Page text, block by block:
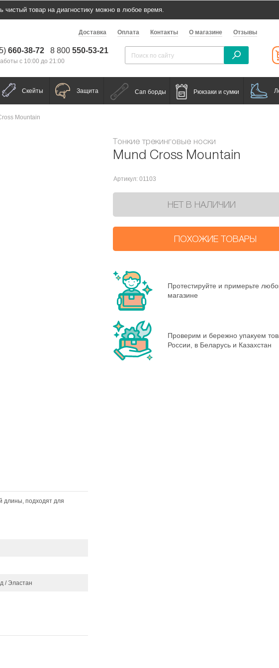
чистый товар на диагностику можно в любое время.
Доставка Оплата Контакты О магазине Отзывы
660-38-72 8 800 550-53-21
с 10:00 до 21:00
Скейты Защита Сап борды Рюкзаки и сумки
Mountain
длины, подходят для
/ Эластан
Тонкие трекинговые носки
Mund Cross Mountain
Артикул: 01103
НЕТ В НАЛИЧИИ
ПОХОЖИЕ ТОВАРЫ
Протестируйте и примерьте
магазине
Проверим и бережно упакуем
России, в Беларусь и Казахстан